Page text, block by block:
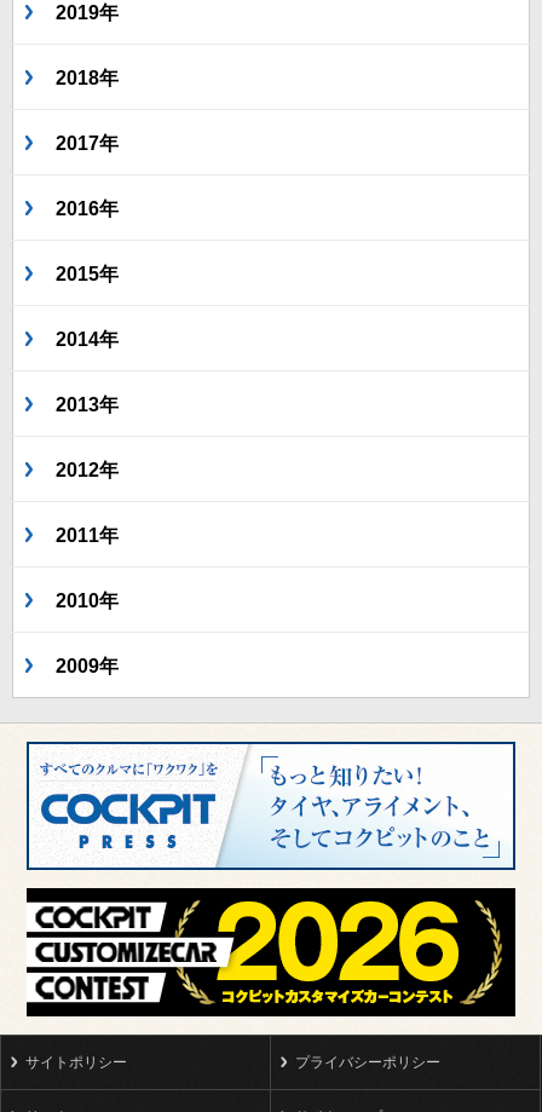
2019年
2018年
2017年
2016年
2015年
2014年
2013年
2012年
2011年
2010年
2009年
サイトポリシー プライバシーポリシー